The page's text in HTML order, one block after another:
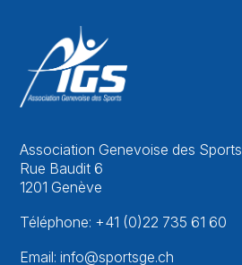
Association Genevoise des Sports
Rue Baudit 6
1201 Genève
Téléphone: +41 (0)22 735 61 60
Email: info@sportsge.ch